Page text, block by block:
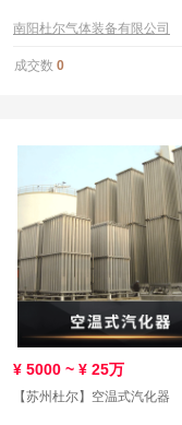
南阳杜尔气体装备有限公司
成交数 0
¥ 5000 ~ ¥ 25万
【苏州杜尔】空温式汽化器